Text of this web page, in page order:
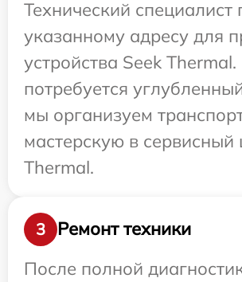
Технический специалист
указанному адресу для
устройства Seek Thermal.
потребуется
мы организуем
мастерскую в сервисный
Thermal.
3
Ремонт техники
После полной